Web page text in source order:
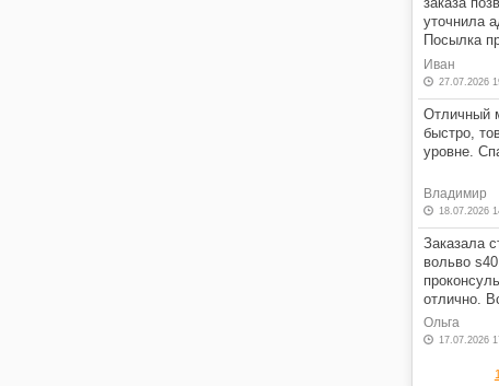
уточнила
Посылка
быстро! Я
магазином.
Иван
27.07.2026
Отличный
быстро,
уровне.
Владимир
18.07.2026
Заказала
вольво
отлично.
состоянии,
Ольга
17.07.2026